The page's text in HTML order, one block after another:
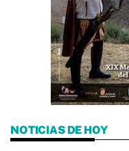
NOTICIAS DE HOY